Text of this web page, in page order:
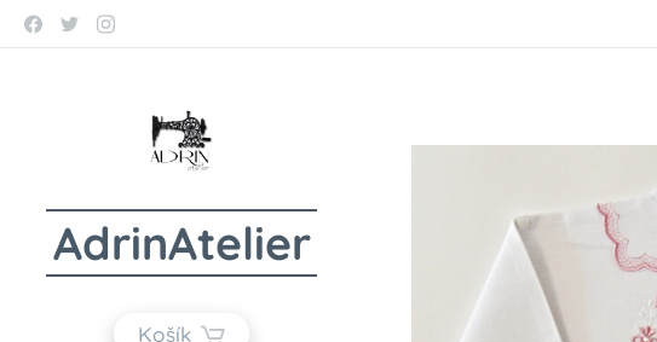
AdrinAtelier
Košík